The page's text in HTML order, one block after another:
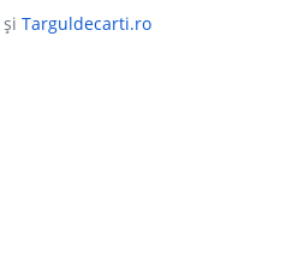
și Targuldecarti.ro